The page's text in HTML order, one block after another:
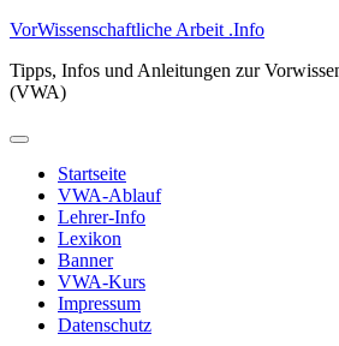
Zum
springen
VorWissenschaftliche Arbeit .Info
Tipps, Infos und Anleitungen zur
(VWA)
Primäres
Startseite
VWA-Ablauf
Lehrer-Info
Lexikon
Banner
VWA-Kurs
Impressum
Datenschutz